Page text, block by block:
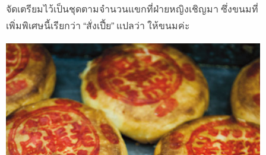
จัดเตรียมไว้เป็นชุดตามจำนวนแขกที่ฝ่ายหญิงเชิญมา ซึ่งขนมที่
เพิ่มพิเศษนี้เรียกว่า “สั่งเปี้ย” แปลว่า ให้ขนมค่ะ